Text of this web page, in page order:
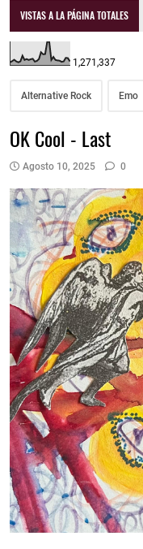
VISTAS A LA PÁGINA TOTALES
1,271,337
Alternative Rock Emo
OK Cool - Last
Agosto 10, 2025 0